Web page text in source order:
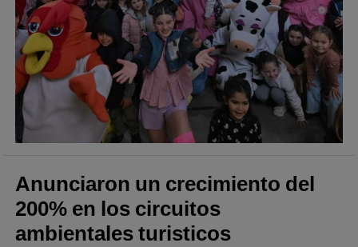
Anunciaron un crecimiento del
200% en los circuitos
ambientales turisticos